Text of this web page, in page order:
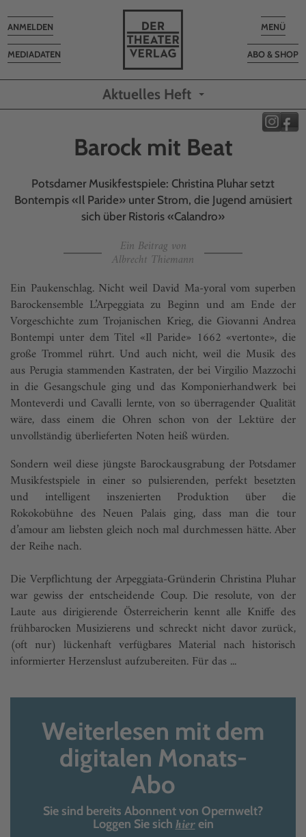
Toggle
MENÜ
ABO & SHOP
MEDIADATEN
Toggle
navigation
ANMELDEN
Aktuelles Heft
Barock mit Beat
Potsdamer Musikfestspiele: Christina Pluhar setzt
Bontempis «Il Paride» unter Strom, die Jugend amüsiert
sich über Ristoris «Calandro»
Ein Beitrag von
Albrecht Thiemann
Ein Paukenschlag. Nicht weil David Ma-yoral vom superben
Barockensemble L’Arpeggiata zu Beginn und am Ende der
Vorgeschichte zum Trojanischen Krieg, die Giovanni Andrea
Bontempi unter dem Titel «Il Paride» 1662 «vertonte», die
große Trommel rührt. Und auch nicht, weil die Musik des
aus Perugia stammenden Kastraten, der bei Virgilio Mazzochi
in die Gesangschule ging und das Komponierhandwerk bei
Monteverdi und Cavalli lernte, von so überragender Qualität
wäre, dass einem die Ohren schon von der Lektüre der
unvollständig überlieferten Noten heiß würden.
Sondern weil diese jüngste Barockausgrabung der Potsdamer
Musikfestspiele in einer so pulsierenden, perfekt besetzten
und intelligent inszenierten Produktion über die
Rokokobühne des Neuen Palais ging, dass man die tour
d’amour am liebsten gleich noch mal durchmessen hätte. Aber
der Reihe nach.
Die Verpflichtung der Arpeggiata-Gründerin Christina Pluhar
war gewiss der entscheidende Coup. Die resolute, von der
Laute aus dirigierende Österreicherin kennt alle Kniffe des
frühbarocken Musizierens und schreckt nicht davor zurück,
(oft nur) lückenhaft verfügbares Material nach historisch
informierter Herzenslust aufzubereiten. Für das ...
Weiterlesen mit dem
digitalen Monats-
Abo
Sie sind bereits Abonnent von Opernwelt?
Loggen Sie sich hierein